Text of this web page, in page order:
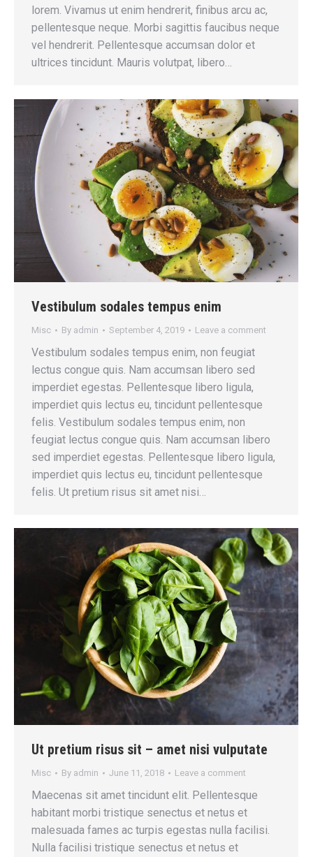
lorem. Vivamus ut enim hendrerit, finibus arcu ac,
pellentesque neque. Morbi sagittis faucibus neque
vel hendrerit. Pellentesque accumsan dolor et
ultrices tincidunt. Mauris volutpat, libero…
Vestibulum sodales tempus enim
Misc By admin September 4, 2019 Leave a comment
Vestibulum sodales tempus enim, non feugiat
lectus congue quis. Nam accumsan libero sed
imperdiet egestas. Pellentesque libero ligula,
imperdiet quis lectus eu, tincidunt pellentesque
felis. Vestibulum sodales tempus enim, non
feugiat lectus congue quis. Nam accumsan libero
sed imperdiet egestas. Pellentesque libero ligula,
imperdiet quis lectus eu, tincidunt pellentesque
felis. Ut pretium risus sit amet nisi…
Ut pretium risus sit – amet nisi vulputate
Misc By admin June 11, 2018 Leave a comment
Maecenas sit amet tincidunt elit. Pellentesque
habitant morbi tristique senectus et netus et
malesuada fames ac turpis egestas nulla facilisi.
Nulla facilisi tristique senectus et netus et